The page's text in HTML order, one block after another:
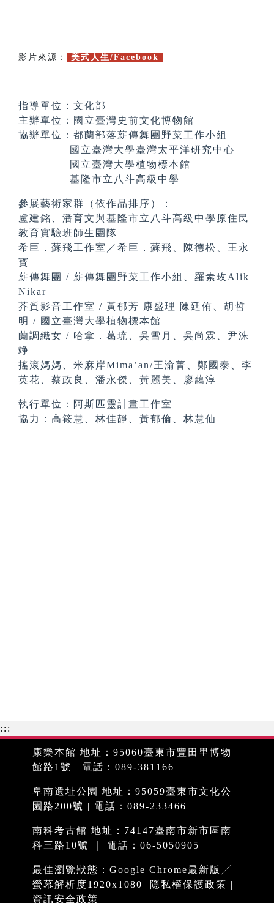
影片來源： 美式人生/Facebook
指導單位：文化部
主辦單位：國立臺灣史前文化博物館
協辦單位：都蘭部落薪傳舞團野菜工作小組
國立臺灣大學臺灣太平洋研究中心
國立臺灣大學植物標本館
基隆市立八斗高級中學
參展藝術家群（依作品排序）：
盧建銘、潘育文與基隆市立八斗高級中學原住民
教育實驗班師生團隊
希巨．蘇飛工作室／希巨．蘇飛、陳德松、王永
寳
薪傳舞團 / 薪傳舞團野菜工作小組、羅素玫Alik
Nikar
芥質影音工作室 / 黃郁芳 康盛理 陳廷侑、胡哲
明 / 國立臺灣大學植物標本館
蘭調織女 / 哈拿．葛琉、吳雪月、吳尚霖、尹洙
竫
搖滾媽媽、米麻岸Mima’an/王渝菁、鄭國泰、李
英花、蔡政良、潘永傑、黃麗美、廖藹淳
執行單位：阿斯匹靈計畫工作室
協力：高筱慧、林佳靜、黃郁倫、林慧仙
:::
康樂本館 地址：95060臺東市豐田里博物
館路1號 | 電話：089-381166
卑南遺址公園 地址：95059臺東市文化公
園路200號 | 電話：089-233466
南科考古館 地址：74147臺南市新市區南
科三路10號 ｜ 電話：06-5050905
最佳瀏覽狀態：Google Chrome最新版╱
螢幕解析度1920x1080
隱私權保護政策 |
資訊安全政策